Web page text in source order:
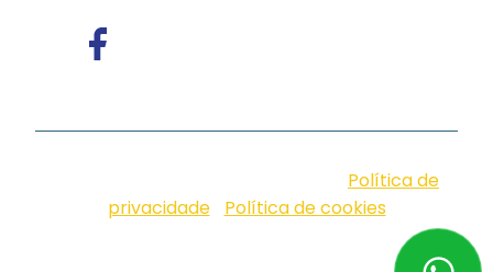
Política de
privacidade| Política de cookies